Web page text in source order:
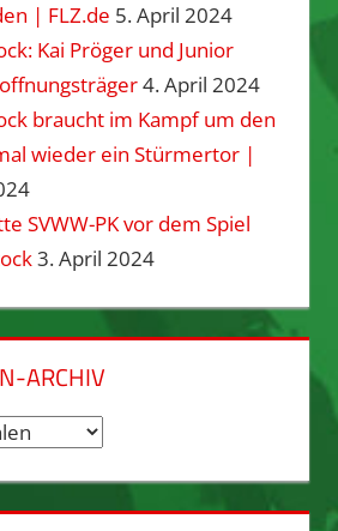
| FLZ.de 5. April 2024
Kai Pröger und Junior
4. April 2024
braucht im Kampf um den
wieder ein Stürmertor |
SVWW-PK vor dem Spiel
3. April 2024
ARCHIV